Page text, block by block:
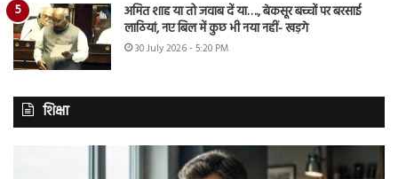
अमित शाह या तो जवाब दें या…., बेकसूर बच्चों पर बरसाई
लाठियां, नए बिल में कुछ भी नया नहीं- खड़गे
30 July 2026 - 5:20 PM
शिक्षा